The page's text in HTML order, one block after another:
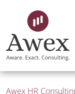
Awex HR